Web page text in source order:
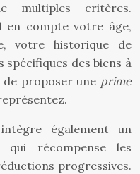
multiples critères.
en compte votre âge,
votre historique de
des biens à
de proposer une prime
également un
qui récompense les
progressives.